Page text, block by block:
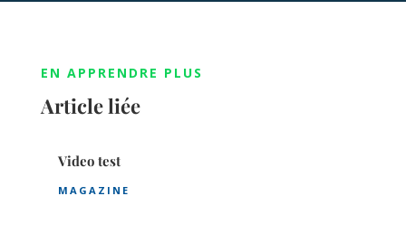
EN APPRENDRE PLUS
Article liée
Video test
MAGAZINE